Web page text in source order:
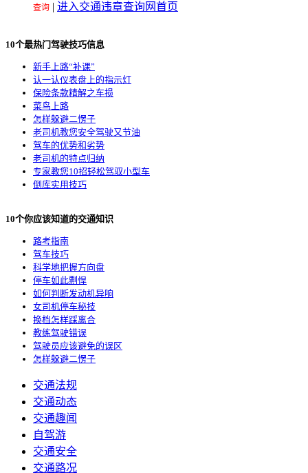
查询 | 进入交通违章查询网首页
10个最热门驾驶技巧信息
新手上路“补课”
认一认仪表盘上的指示灯
保险条款精解之车损
菜鸟上路
怎样躲避二愣子
老司机教您安全驾驶又节油
驾车的优势和劣势
老司机的特点归纳
专家教您10招轻松驾驭小型车
倒库实用技巧
10个你应该知道的交通知识
路考指南
驾车技巧
科学地把握方向盘
停车如此剽悍
如何判断发动机异响
女司机停车秘技
换档怎样踩离合
教练驾驶错误
驾驶员应该避免的误区
怎样躲避二愣子
交通法规
交通动态
交通趣闻
自驾游
交通安全
交通路况